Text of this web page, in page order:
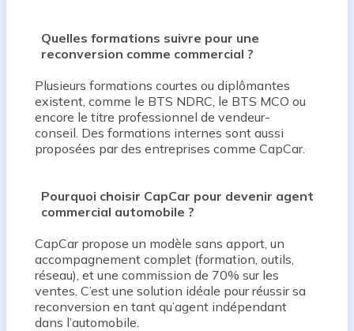
Quelles formations suivre pour une
reconversion comme commercial ?
Plusieurs formations courtes ou diplômantes
existent, comme le BTS NDRC, le BTS MCO ou
encore le titre professionnel de vendeur-
conseil. Des formations internes sont aussi
proposées par des entreprises comme CapCar.
Pourquoi choisir CapCar pour devenir agent
commercial automobile ?
CapCar propose un modèle sans apport, un
accompagnement complet (formation, outils,
réseau), et une commission de 70% sur les
ventes. C’est une solution idéale pour réussir sa
reconversion en tant qu’agent indépendant
dans l’automobile.